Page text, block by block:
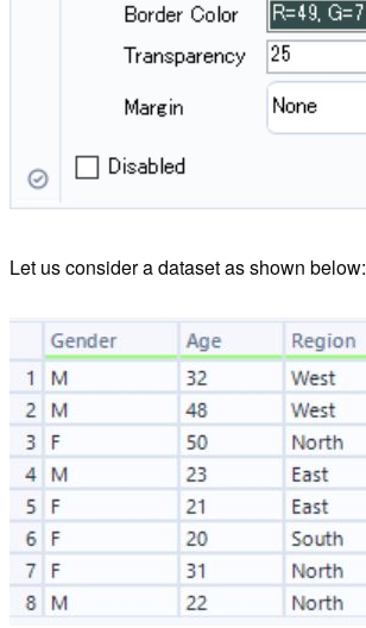
Let us consider a dataset as shown below: